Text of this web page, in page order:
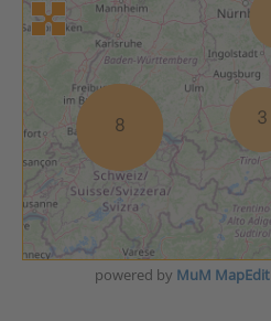
powered by MuM MapEdit